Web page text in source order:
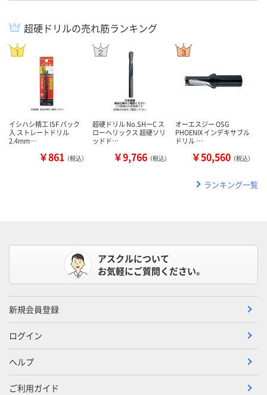
超硬ドリルの売れ筋ランキング
イシハシ精工 ISF パック
入 ストレートドリル
2.4mm…
￥861 （税込）
超硬ドリル No.SHーC ス
ローヘリックス 超硬ソリ
ッドド…
￥9,766 （税込）
オーエスジー OSG
PHOENIX インデキサブル
ドリル …
￥50,560 （税込）
ランキング一覧
アスクルについて
お気軽にご質問ください。
新規会員登録
ログイン
ヘルプ
ご利用ガイド